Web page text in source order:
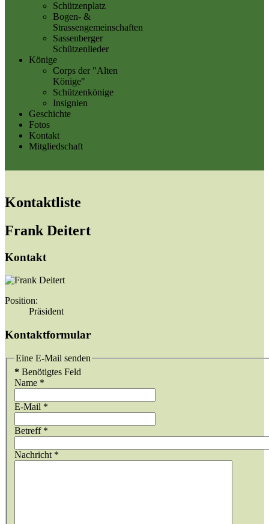
Schützenplatz
Bogen- &
Strassengemeinschaften
Sassenberger
Schützenlieder
Könige
Corps der "Alten
Könige"
Schützenkönige
Insignien
Geschichte
Fotos
Kontakt
Mitgliedschaft
Kontaktliste
Frank Deitert
Kontakt
Position:
Präsident
Kontaktformular
Eine E-Mail senden
* Benötigtes Feld
Name *
E-Mail *
Betreff*
Nachricht*